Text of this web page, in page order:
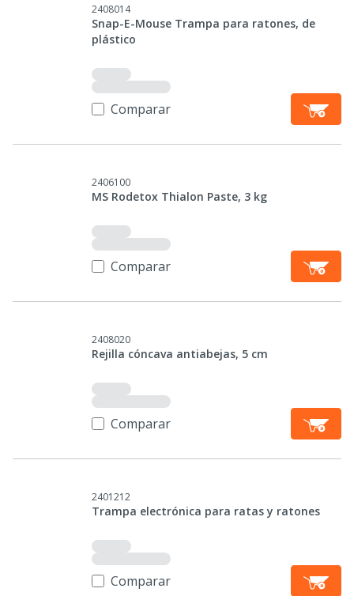
2408014
Snap-E-Mouse Trampa para ratones, de
plástico
Comparar
2406100
MS Rodetox Thialon Paste, 3 kg
Comparar
2408020
Rejilla cóncava antiabejas, 5 cm
Comparar
2401212
Trampa electrónica para ratas y ratones
Comparar